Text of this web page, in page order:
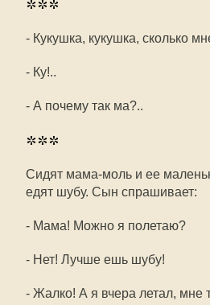
***
- Кукушка, кукушка, сколько
- Ку!..
- А почему так ма?..
***
Сидят мама-моль и ее
едят шубу. Сын спрашивает:
- Мама! Можно я полетаю?
- Нет! Лучше ешь шубу!
- Жалко! А я вчера летал, мне